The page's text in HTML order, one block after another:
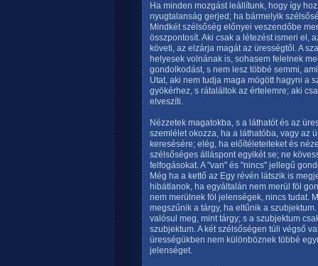
Ha minden mozgást leállítunk, hogy így
nyugtalanság gerjed; ha bármelyik
Mindkét szélsőség előnyei veszendőbe
összpontosít. Aki csak a létezést ismeri el,
követi, az elzárja magát az ürességtől. A
helyesek volnának is, sohasem felelnek
gondolkodást, s nem lesz többé semmi,
Utat, aki nem tudja maga mögött hagyni a
gyökérhez, s rátaláltok az értelemre; aki
elveszíti.
Nézzetek magatokba, s a láthatót és az
szemlélet okozza, ha a láthatóba, vagy az
keresésére; elég, ha előítéleteiteket és
szélsőséges álláspont egyikét se; ne
felfogásokat. A "van" és "nincs" jellegű
Még ha a kettő az Egy révén látszik is
hibátlanok, ha egyáltalán nem merül föl
nem merülnek föl jelenségek, nincs tudat.
megszűnik a tárgy, ha eltűnik a
valósul meg, mint tárgy; s a szubjektum
szubjektum. A két szélsőségen túli végső
ürességükben nem különböznek többé
jelenséget.